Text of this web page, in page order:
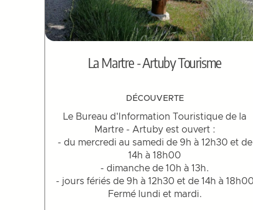
La Martre - Artuby Tourisme
DÉCOUVERTE
Le Bureau d'Information Touristique de la
Martre - Artuby est ouvert :
- du mercredi au samedi de 9h à 12h30 et de
14h à 18h00
- dimanche de 10h à 13h.
- jours fériés de 9h à 12h30 et de 14h à 18h00
Fermé lundi et mardi.